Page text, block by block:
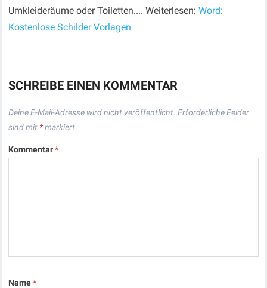
Umkleideräume oder Toiletten.... Weiterlesen:Word:
Kostenlose Schilder Vorlagen
SCHREIBE EINEN KOMMENTAR
Deine E-Mail-Adresse wird nicht veröffentlicht. Erforderliche Felder
sind mit *markiert
Kommentar*
Name*